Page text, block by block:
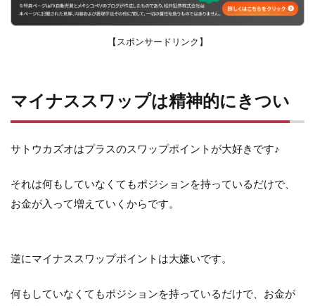
【スポンサードリンク】
マイナススワップは精神的にきつい
サトウカズオはプラスのスワップポイントが大好きです♪
それは何もしていなくてもポジションを持っているだけで、
お金が入って増えていくからです。
逆にマイナススワップポイントは大嫌いです。
何もしていなくてもポジションを持っているだけで、お金が